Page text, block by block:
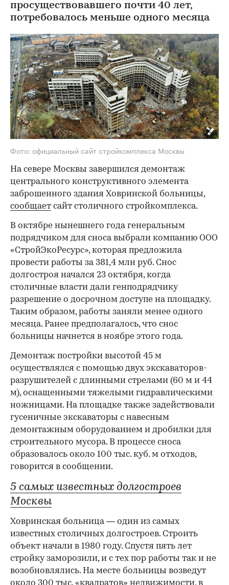
просуществовавшего почти 40 лет,
потребовалось меньше одного месяца
Фото: официальный сайт стройкомплекса Москвы
На севере Москвы завершился демонтаж
центрального конструктивного элемента
заброшенного здания Ховринской больницы,
сообщает сайт столичного стройкомплекса.
В октябре нынешнего года генеральным
подрядчиком для сноса выбрали компанию ООО
«СтройЭкоРесурс», которая предложила
провести работы за 381,4 млн руб. Снос
долгостроя начался 23 октября, когда
столичные власти дали генподрядчику
разрешение о досрочном доступе на площадку.
Таким образом, работы заняли менее одного
месяца. Ранее предполагалось, что снос
больницы начнется в ноябре этого года.
Демонтаж постройки высотой 45 м
осуществлялся с помощью двух экскаваторов-
разрушителей с длинными стрелами (60 м и 44
м), оснащенными тяжелыми гидравлическими
ножницами. На площадке также задействовали
гусеничные экскаваторы с навесным
демонтажным оборудованием и дробилки для
строительного мусора. В процессе сноса
образовалось около 100 тыс. куб. м отходов,
говорится в сообщении.
5 самых известных долгостроев
Москвы
Ховринская больница — один из самых
известных столичных долгостроев. Строить
объект начали в 1980 году. Спустя пять лет
стройку заморозили, и с тех пор работы так и не
возобновлялись. На месте больницы возведут
около 300 тыс. «квадратов» недвижимости, в